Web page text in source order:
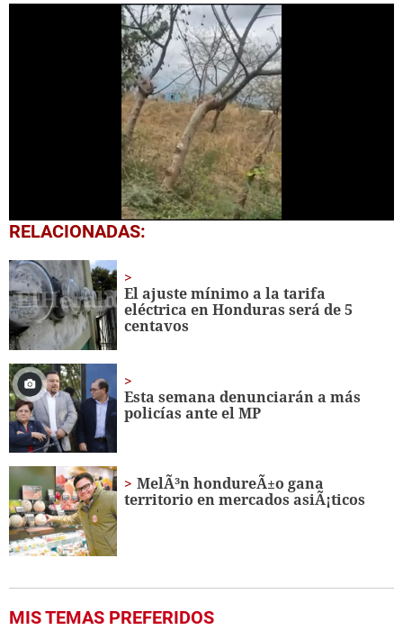
0
seconds
1
minute,
7
seconds
RELACIONADAS:
El ajuste mínimo a la tarifa
eléctrica en Honduras será de 5
centavos
Esta semana denunciarán a más
policías ante el MP
MelÃ³n hondureÃ±o gana
territorio en mercados asiÃ¡ticos
MIS TEMAS PREFERIDOS